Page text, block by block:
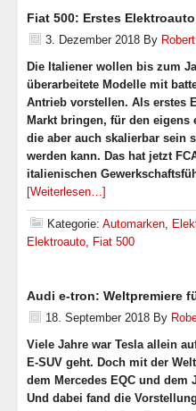
Fiat 500: Erstes
3. Dezember 2018 By
Die Italiener wollen bis zum
überarbeitete Modelle mit
Antrieb vorstellen. Als erstes
Markt bringen, für den eigens
die aber auch skalierbar sein
werden kann. Das hat jetzt
italienischen
[Weiterlesen…]
Kategorie: Automarken,
Elektroauto, Fiat 500
Audi e-tron: Weltpremiere
18. September 2018 By
Viele Jahre war Tesla allein
E-SUV geht. Doch mit der
dem Mercedes EQC und dem
Und dabei fand die